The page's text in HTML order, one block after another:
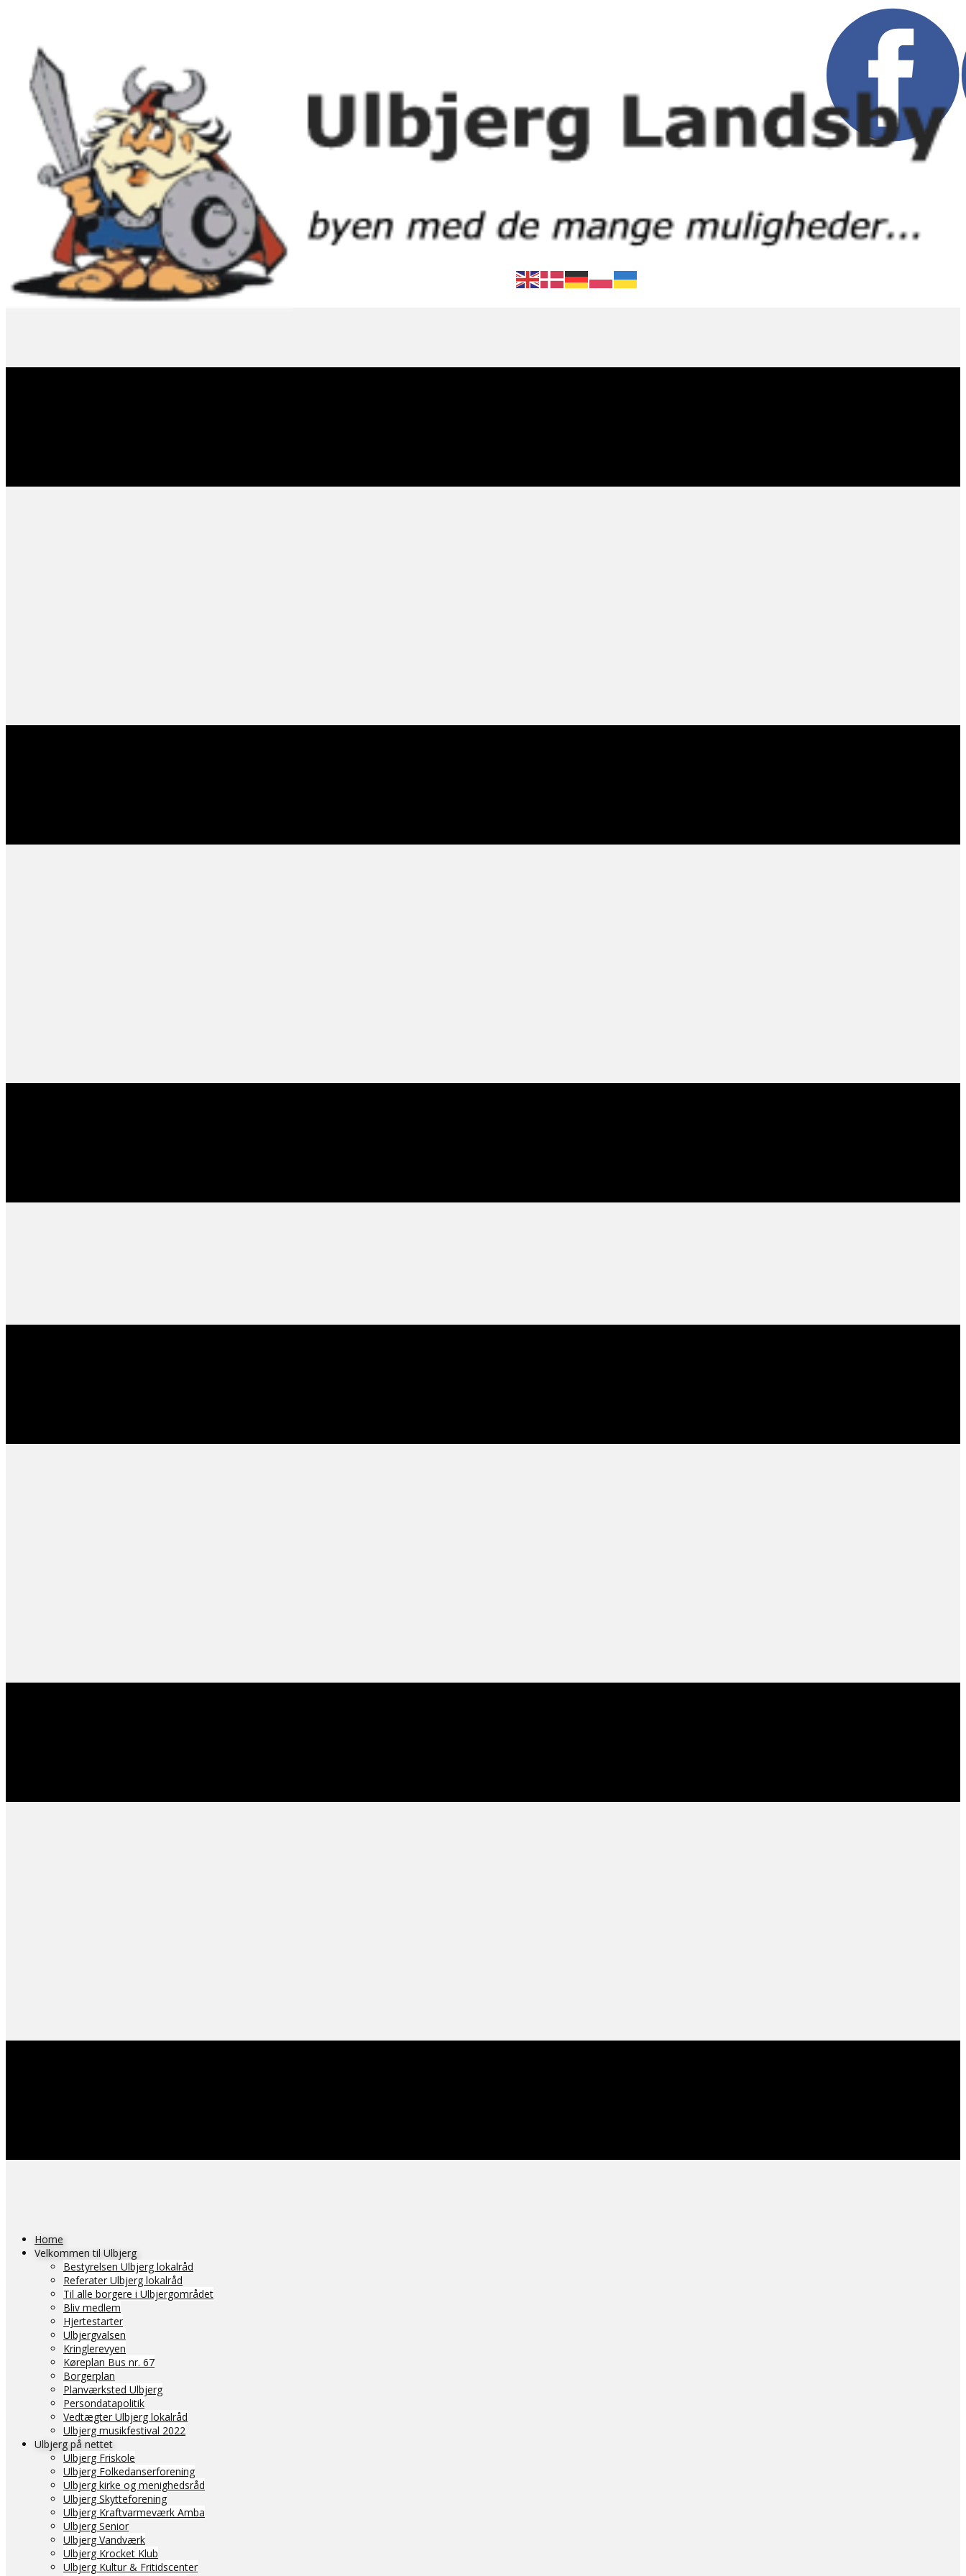
Home
Velkommen til Ulbjerg
Bestyrelsen Ulbjerg lokalråd
Referater Ulbjerg lokalråd
Til alle borgere i Ulbjergområdet
Bliv medlem
Hjertestarter
Ulbjergvalsen
Kringlerevyen
Køreplan Bus nr. 67
Borgerplan
Planværksted Ulbjerg
Persondatapolitik
Vedtægter Ulbjerg lokalråd
Ulbjerg musikfestival 2022
Ulbjerg på nettet
Ulbjerg Friskole
Ulbjerg Folkedanserforening
Ulbjerg kirke og menighedsråd
Ulbjerg Skytteforening
Ulbjerg Kraftvarmeværk Amba
Ulbjerg Senior
Ulbjerg Vandværk
Ulbjerg Krocket Klub
Ulbjerg Kultur & Fritidscenter